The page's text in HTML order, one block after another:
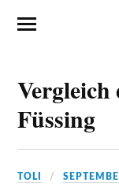
Füssing
TOLI